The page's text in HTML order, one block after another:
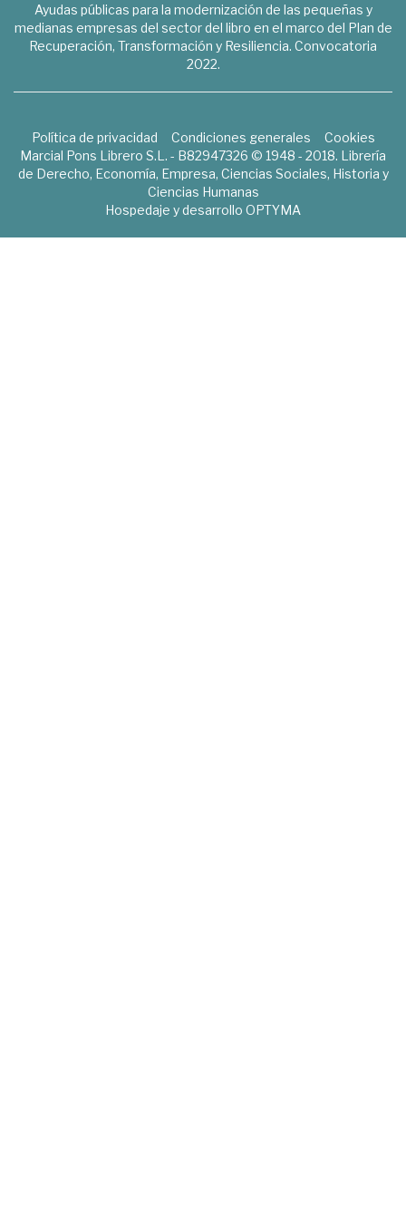
Ayudas públicas para la modernización de las pequeñas y
medianas empresas del sector del libro en el marco del Plan de
Recuperación, Transformación y Resiliencia. Convocatoria
2022.
Política de privacidad Condiciones generales
Cookies
Marcial Pons Librero S.L. - B82947326 © 1948 - 2018. Librería
de Derecho, Economía, Empresa, Ciencias Sociales, Historia y
Ciencias Humanas
Hospedaje y desarrollo OPTYMA